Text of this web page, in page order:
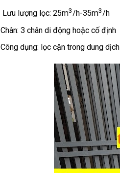
Lưu lượng lọc: 25m3/h-35m3/h
Chân: 3 chân di động hoặc cố định
Công dụng: lọc cặn trong dung dịch